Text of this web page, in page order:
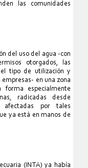
las comunidades
del uso del agua -con
otorgados, las
tipo de utilización y
en una zona
forma especialmente
radicadas desde
afectadas por tales
ya está en manos de
(INTA) ya había